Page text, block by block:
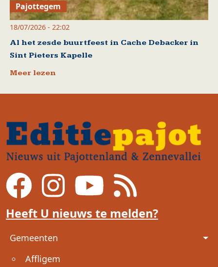
Pajottegem
18/07/2026 - 22:02
Al het zesde buurtfeest in Cache Debacker in
Sint Pieters Kapelle
Meer lezen
Heeft U nieuws te melden?
Voet
Gemeenten
Affligem